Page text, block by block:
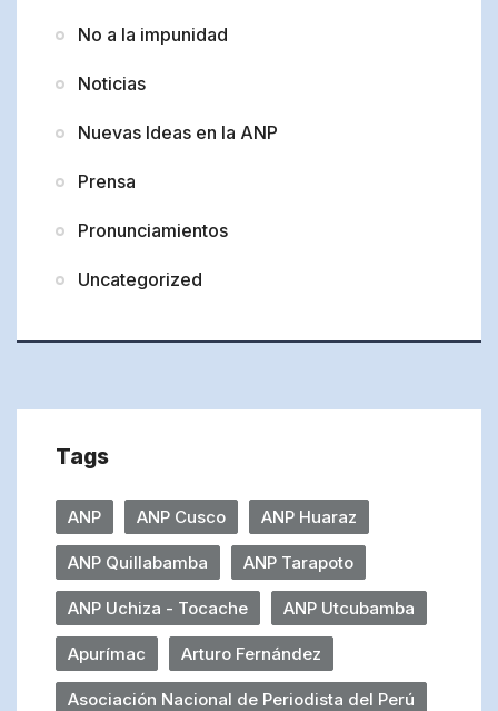
No a la impunidad
Noticias
Nuevas Ideas en la ANP
Prensa
Pronunciamientos
Uncategorized
Tags
ANP ANP Cusco ANP Huaraz
ANP Quillabamba ANP Tarapoto
ANP Uchiza - Tocache ANP Utcubamba
Apurímac Arturo Fernández
Asociación Nacional de Periodista del Perú